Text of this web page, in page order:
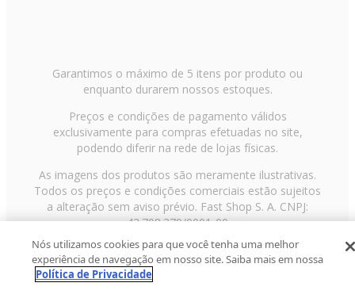
Garantimos o máximo de 5 itens por produto ou
enquanto durarem nossos estoques.
Preços e condições de pagamento válidos
exclusivamente para compras efetuadas no site,
podendo diferir na rede de lojas físicas.
As imagens dos produtos são meramente ilustrativas.
Todos os preços e condições comerciais estão sujeitos
a alteração sem aviso prévio. Fast Shop S. A. CNPJ:
43.708.379/0001-00
Avenida Zaki Narchi, nº 1650, sobreloja, Carandiru, São
Paulo/SP, CEP 02029-001, Telefone: 11 3003-3728 ©
2013 Fast Shop - Todos os direitos reservados
Nós utilizamos cookies para que você tenha uma melhor
experiência de navegação em nosso site. Saiba mais em nossa
Política de Privacidade